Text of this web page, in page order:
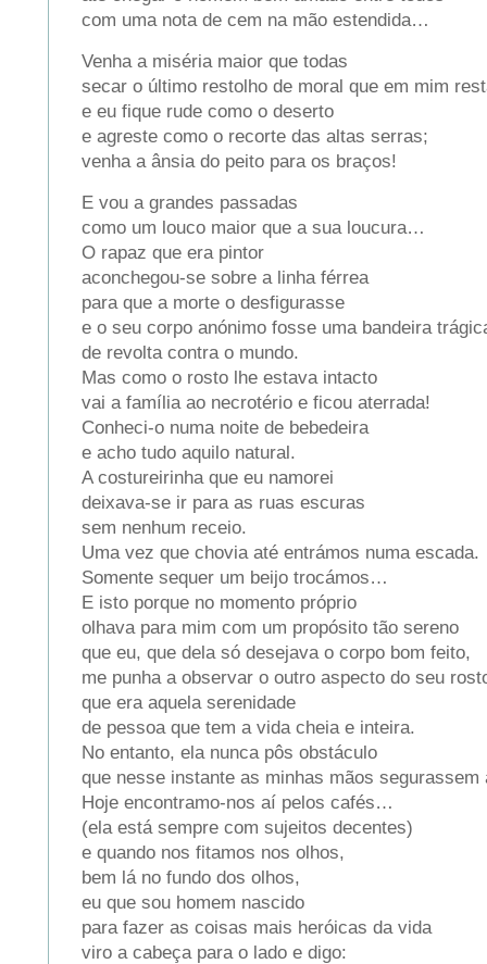
com uma nota de cem na mão estendida…
Venha a miséria maior que todas
secar o último restolho de moral que em mim
e eu fique rude como o deserto
e agreste como o recorte das altas serras;
venha a ânsia do peito para os braços!
E vou a grandes passadas
como um louco maior que a sua loucura…
O rapaz que era pintor
aconchegou-se sobre a linha férrea
para que a morte o desfigurasse
e o seu corpo anónimo fosse uma bandeira
de revolta contra o mundo.
Mas como o rosto lhe estava intacto
vai a família ao necrotério e ficou aterrada!
Conheci-o numa noite de bebedeira
e acho tudo aquilo natural.
A costureirinha que eu namorei
deixava-se ir para as ruas escuras
sem nenhum receio.
Uma vez que chovia até entrámos numa escada.
Somente sequer um beijo trocámos…
E isto porque no momento próprio
olhava para mim com um propósito tão sereno
que eu, que dela só desejava o corpo bom feito,
me punha a observar o outro aspecto do seu
que era aquela serenidade
de pessoa que tem a vida cheia e inteira.
No entanto, ela nunca pôs obstáculo
que nesse instante as minhas mãos segurassem
Hoje encontramo-nos aí pelos cafés…
(ela está sempre com sujeitos decentes)
e quando nos fitamos nos olhos,
bem lá no fundo dos olhos,
eu que sou homem nascido
para fazer as coisas mais heróicas da vida
viro a cabeça para o lado e digo: